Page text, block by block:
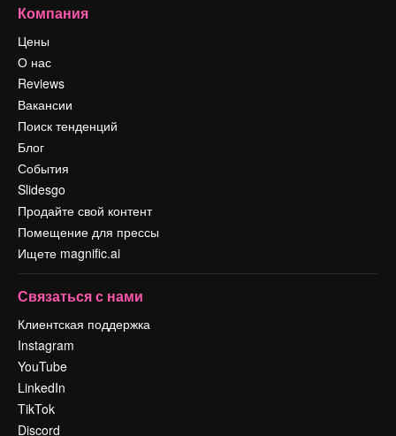
Компания
Цены
О нас
Reviews
Вакансии
Поиск тенденций
Блог
События
Slidesgo
Продайте свой контент
Помещение для прессы
Ищете magnific.ai
Связаться с нами
Клиентская поддержка
Instagram
YouTube
LinkedIn
TikTok
Discord